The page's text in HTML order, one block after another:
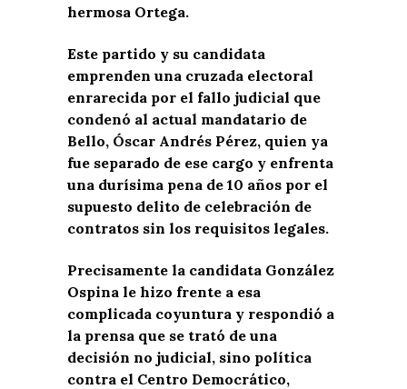
hermosa Ortega.
Este partido y su candidata
emprenden una cruzada electoral
enrarecida por el fallo judicial que
condenó al actual mandatario de
Bello, Óscar Andrés Pérez, quien ya
fue separado de ese cargo y enfrenta
una durísima pena de 10 años por el
supuesto delito de celebración de
contratos sin los requisitos legales.
Precisamente la candidata González
Ospina le hizo frente a esa
complicada coyuntura y respondió a
la prensa que se trató de una
decisión no judicial, sino política
contra el Centro Democrático,